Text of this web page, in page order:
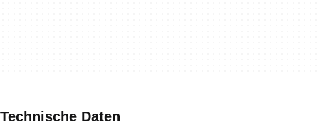
Technische Daten